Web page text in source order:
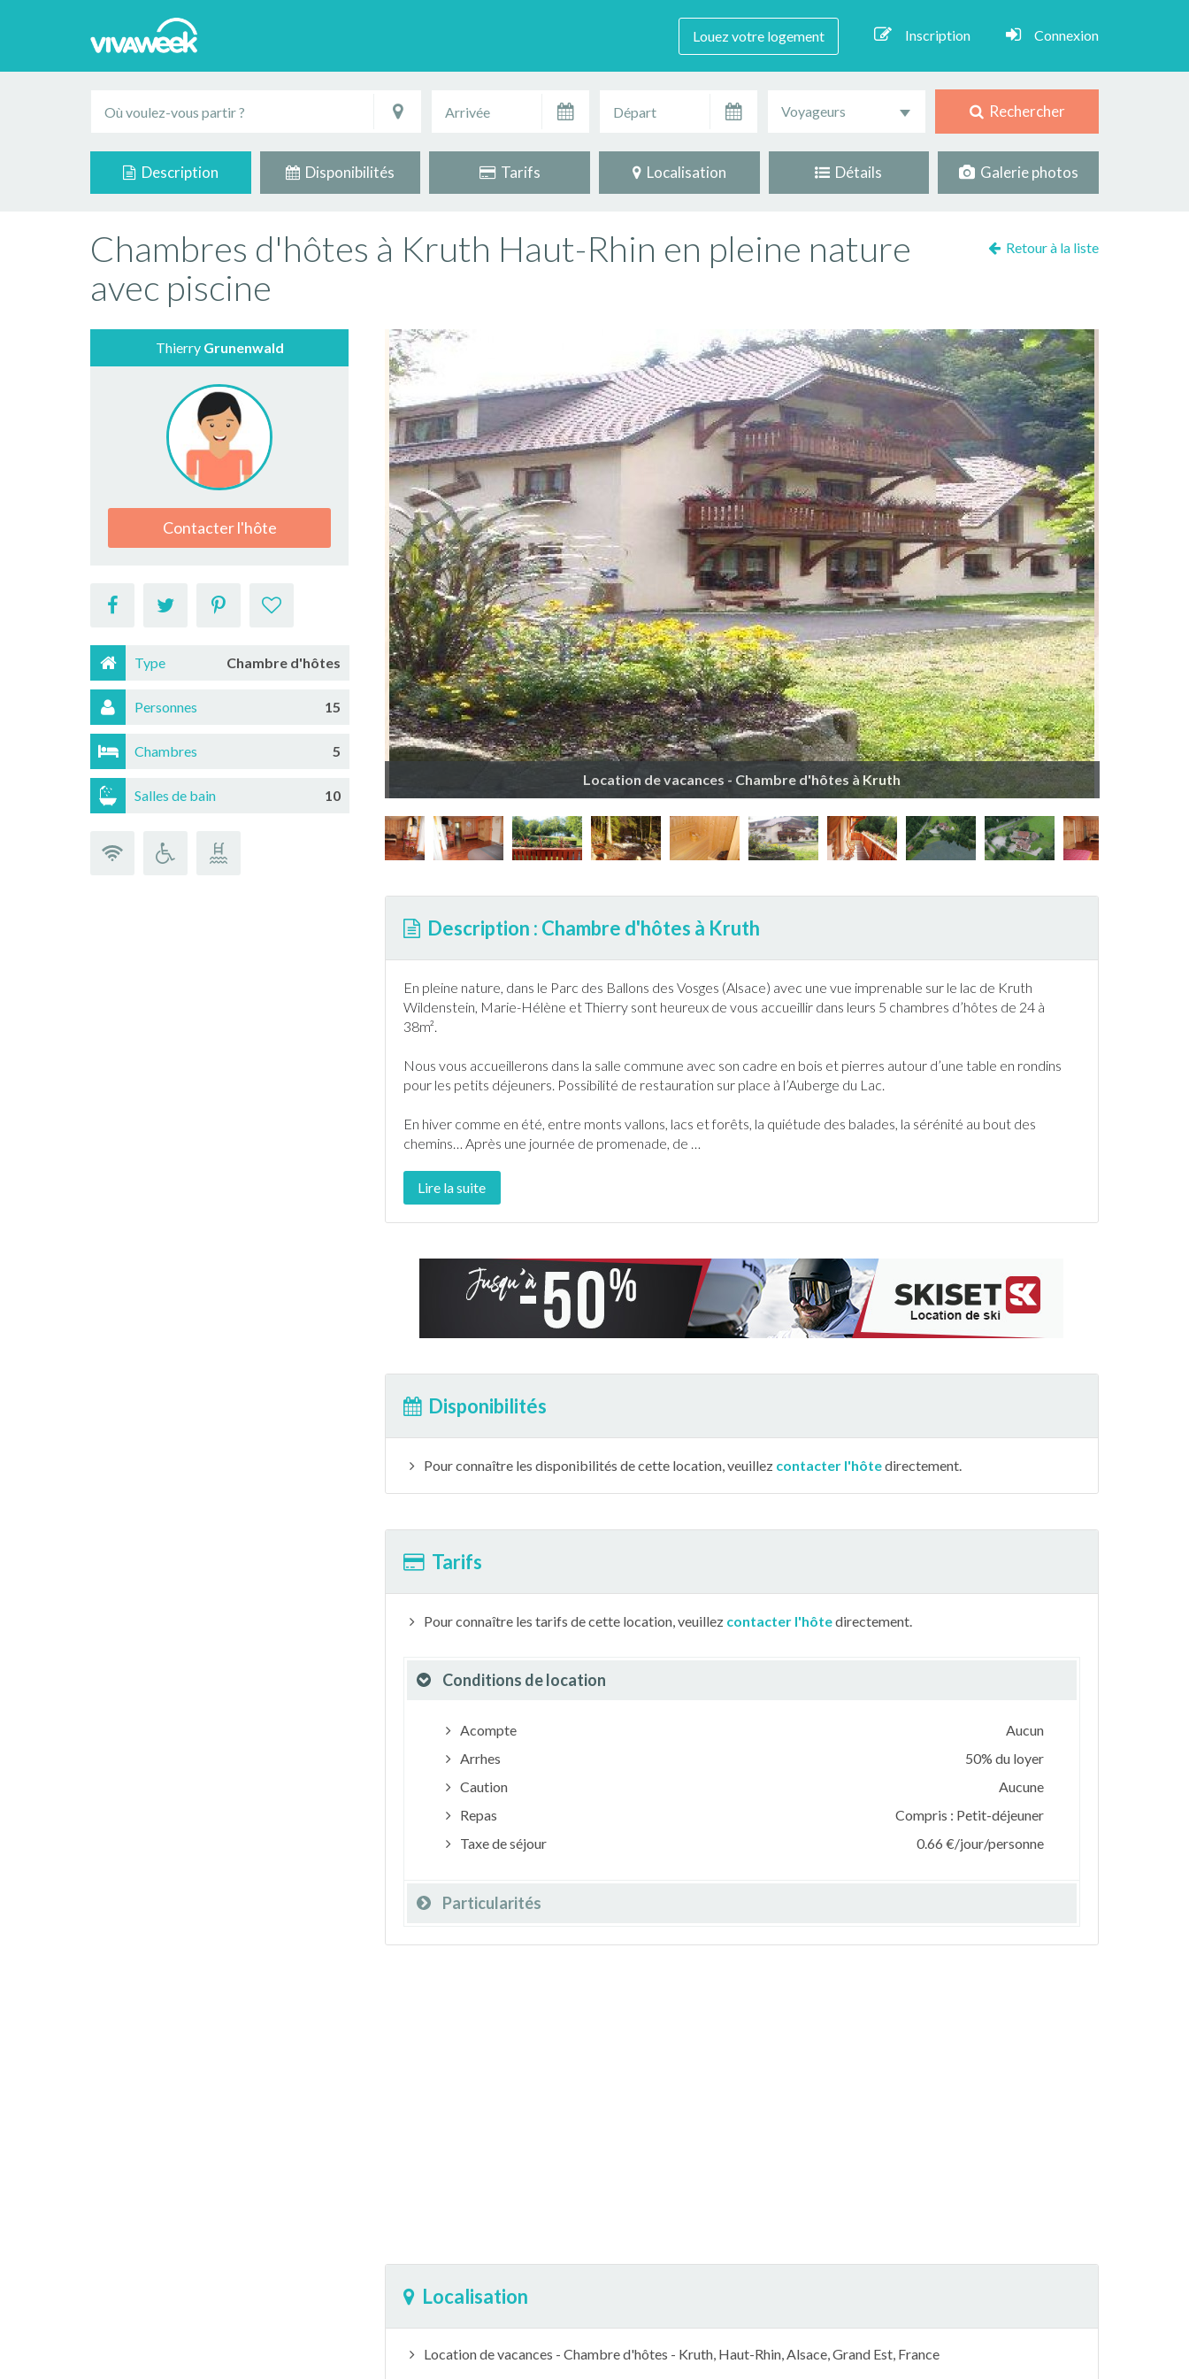
Louez votre logement Inscription Connexion
Voyageurs Rechercher
Description Disponibilités Tarifs Localisation Détails Galerie photos
Chambres d'hôtes à Kruth Haut-Rhin en pleine nature
avec piscine
Retour à la liste
Thierry Grunenwald
Contacter l'hôte
Type Chambre d'hôtes
Personnes 15
Chambres 5
Salles de bain 10
Location de vacances - Chambre d'hôtes à Kruth
Description : Chambre d'hôtes à Kruth
En pleine nature, dans le Parc des Ballons des Vosges (Alsace) avec une vue imprenable sur le lac de Kruth
Wildenstein, Marie-Hélène et Thierry sont heureux de vous accueillir dans leurs 5 chambres d’hôtes de 24 à
38m².
Nous vous accueillerons dans la salle commune avec son cadre en bois et pierres autour d’une table en rondins
pour les petits déjeuners. Possibilité de restauration sur place à l’Auberge du Lac.
En hiver comme en été, entre monts vallons, lacs et forêts, la quiétude des balades, la sérénité au bout des
chemins… Après une journée de promenade, de …
Lire la suite
Disponibilités
Pour connaître les disponibilités de cette location, veuillez contacter l'hôtedirectement.
Tarifs
Pour connaître les tarifs de cette location, veuillez contacter l'hôtedirectement.
Conditions de location
Acompte
Aucun
Arrhes
50% du loyer
Caution
Aucune
Repas
Compris : Petit-déjeuner
Taxe de séjour
0.66 €/jour/personne
Particularités
Localisation
Location de vacances - Chambre d'hôtes - Kruth, Haut-Rhin, Alsace, Grand Est, France